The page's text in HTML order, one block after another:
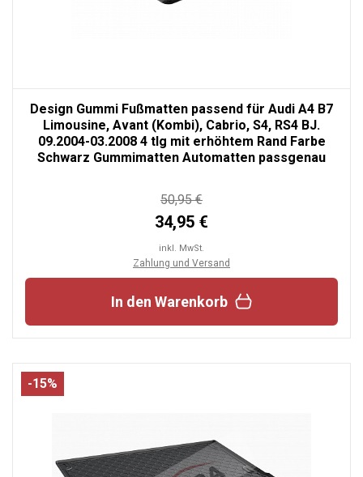
Design Gummi Fußmatten passend für Audi A4 B7
Limousine, Avant (Kombi), Cabrio, S4, RS4 BJ.
09.2004-03.2008 4 tlg mit erhöhtem Rand Farbe
Schwarz Gummimatten Automatten passgenau
50,95 €
34,95 €
inkl. MwSt.
Zahlung und Versand
In den Warenkorb
-15%